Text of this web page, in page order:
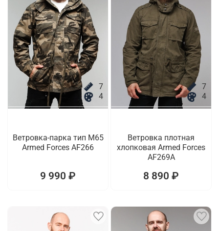
7
4
Ветровка-парка тип M65
Armed Forces AF266
9 990 ₽
7
4
Ветровка плотная
хлопковая Armed Forces
AF269A
8 890 ₽